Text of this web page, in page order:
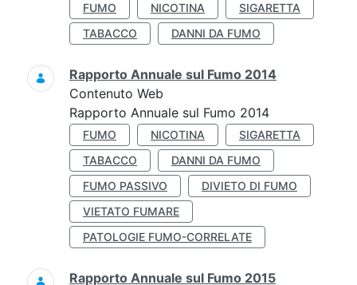
FUMO NICOTINA
SIGARETTA
TABACCO
DANNI DA FUMO
Rapporto Annuale sul Fumo 2014
Contenuto Web
Rapporto Annuale sul Fumo 2014
FUMO NICOTINA
SIGARETTA
TABACCO
DANNI DA FUMO
FUMO PASSIVO
DIVIETO DI FUMO
VIETATO FUMARE
PATOLOGIE FUMO-CORRELATE
Rapporto Annuale sul Fumo 2015